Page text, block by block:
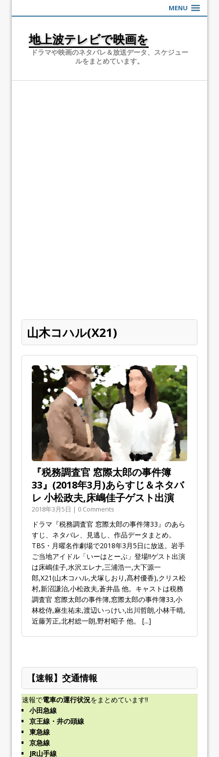
MENU
地上波テレビで映画を
ドラマや映画のネタバレ＆放送データ、スケジュー
ルをまとめています。
山木コハル(X21)
『税務調査官 窓際太郎の事件簿
33』(2018年3月)あらすじ＆ネタバ
レ 小松政夫,床嶋佳子ゲスト出演
2018年3月5日 | 0 Comments
ドラマ『税務調査官 窓際太郎の事件簿33』のあら
すじ、ネタバレ、見逃し、作品データまとめ。
TBS・月曜名作劇場で2018年3月5日に放送。岩手
ご当地アイドル「いーはとーぶ」登場!!ゲスト出演
は床嶋佳子,水沢エレナ,三浦浩一,大下源一
郎,X21(山木コハル,犬塚しおり,髙村優香),クリス松
村,新沼謙治,小松政夫,蒼井晶 他。キャストは税務
調査官 窓際太郎の事件簿,窓際太郎の事件簿33,小
林稔侍,麻生祐未,渡辺いっけい,出川哲朗,小林千晴,
近藤芳正,北村総一朗,野村昭子 他。 [...]
【速報】交通情報
速報で電車の運行状況をまとめています!!
小田急線
京王線・井の頭線
東急線
京急線
JR山手線